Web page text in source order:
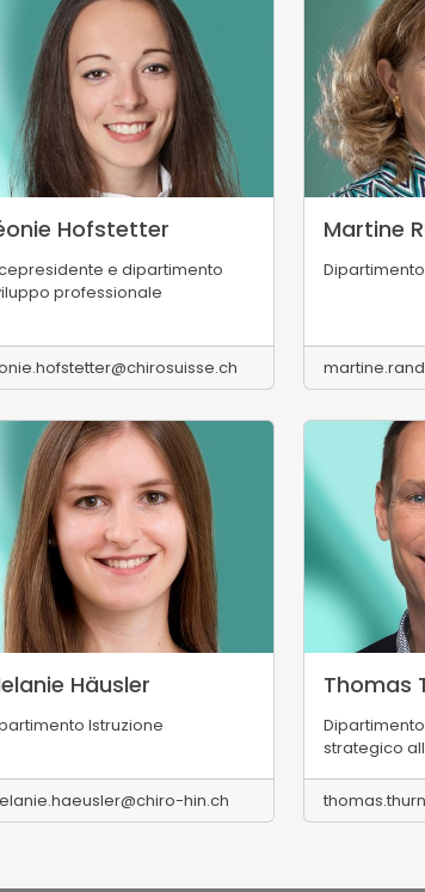
Hofstetter
e dipartimento
professionale
Martine
Häusler
Istruzione
hin.ch
Thomas
strategico